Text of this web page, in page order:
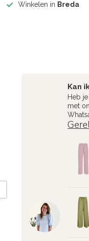
Winkelen in Breda
Kan
Heb
met